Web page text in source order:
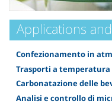
Applications
Confezionamento in
Trasporti a
Carbonatazione delle
Analisi e controllo di